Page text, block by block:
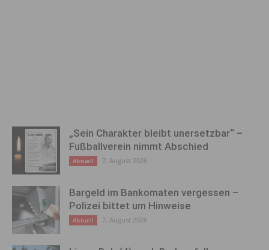
„Sein Charakter bleibt unersetzbar“ –
Fußballverein nimmt Abschied
Aktuell 7. August 2026
Bargeld im Bankomaten vergessen –
Polizei bittet um Hinweise
Aktuell 7. August 2026